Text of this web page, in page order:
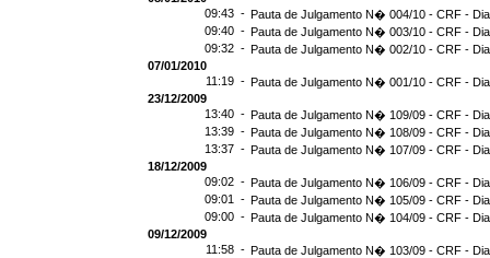
09:43 - Pauta de Julgamento N� 004/10 - CRF -
09:40 - Pauta de Julgamento N� 003/10 - CRF -
09:32 - Pauta de Julgamento N� 002/10 - CRF -
07/01/2010
11:19 - Pauta de Julgamento N� 001/10 - CRF -
23/12/2009
13:40 - Pauta de Julgamento N� 109/09 - CRF -
13:39 - Pauta de Julgamento N� 108/09 - CRF -
13:37 - Pauta de Julgamento N� 107/09 - CRF -
18/12/2009
09:02 - Pauta de Julgamento N� 106/09 - CRF -
09:01 - Pauta de Julgamento N� 105/09 - CRF -
09:00 - Pauta de Julgamento N� 104/09 - CRF -
09/12/2009
11:58 - Pauta de Julgamento N� 103/09 - CRF -